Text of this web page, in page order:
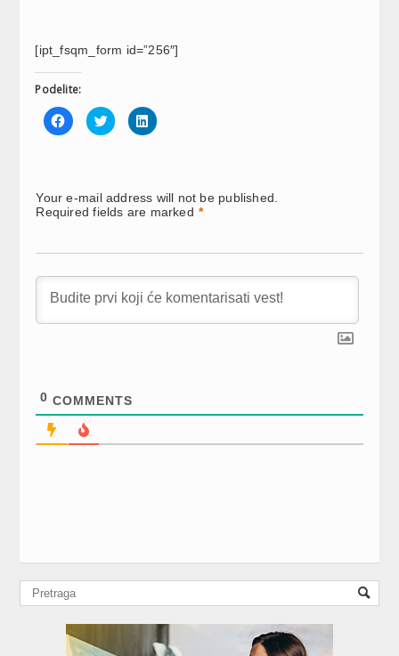
[ipt_fsqm_form id=”256″]
Podelite:
Click
to
share
new
window)
Click
to
share
new
window)
Click
to
new
window)
Your e-mail address will not be published.
Required fields are marked *
0 COMMENTS